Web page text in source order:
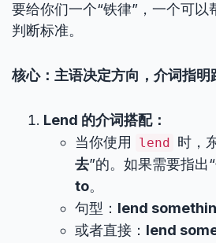
要给你们一个“铁律”，一个可以
判断标准。
核心：主语决定方向，介词指明
Lend 的介词搭配：
当你使用
lend 时，
去”的。如果需要指出
to。
句型： lend
或者直接： lend